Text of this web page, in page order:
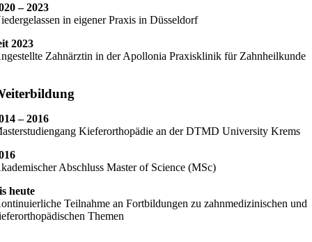
– 2023
in eigener Praxis in Düsseldorf
2023
Zahnärztin in der Apollonia Praxisklinik für Zahnheilkunde
– 2016
Kieferorthopädie an der DTMD University Krems
Abschluss Master of Science (MSc)
heute
Teilnahme an Fortbildungen zu zahnmedizinischen und
Themen